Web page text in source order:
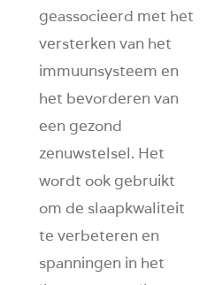
geassocieerd met het
versterken van het
immuunsysteem en
het bevorderen van
een gezond
zenuwstelsel. Het
wordt ook gebruikt
om de slaapkwaliteit
te verbeteren en
spanningen in het